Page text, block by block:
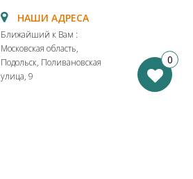
НАШИ АДРЕСА
Ближайший к Вам :
Московская область,
Подольск, Поливановская
улица, 9
0